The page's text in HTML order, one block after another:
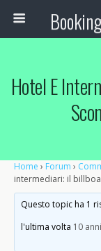
Hotel E
Home › Forum ›
intermediari: il
Questo topic ha 1
l'ultima volta 10